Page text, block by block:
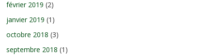
février 2019 (2)
janvier 2019 (1)
octobre 2018 (3)
septembre 2018 (1)